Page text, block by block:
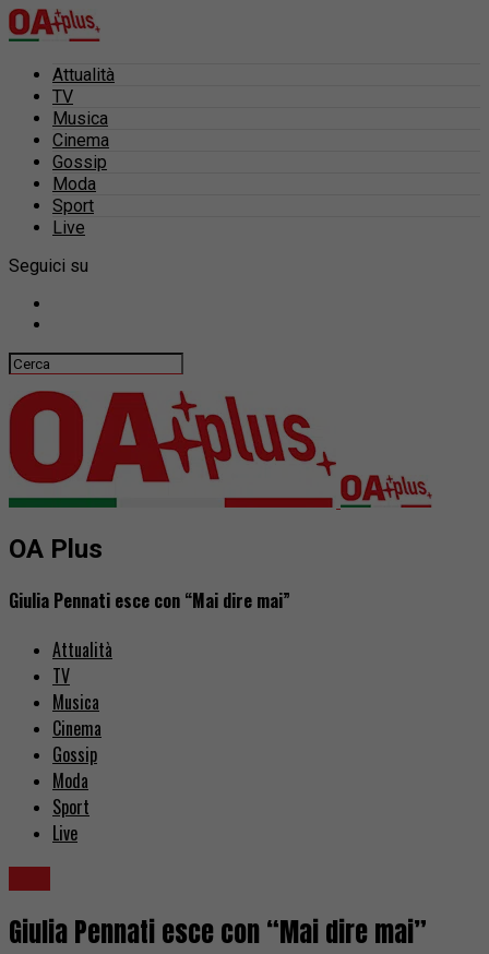
Attualità
TV
Musica
Cinema
Gossip
Moda
Sport
Live
Seguici su
OA Plus
Giulia Pennati esce con “Mai dire mai”
Attualità
TV
Musica
Cinema
Gossip
Moda
Sport
Live
Giulia Pennati esce con “Mai dire mai”